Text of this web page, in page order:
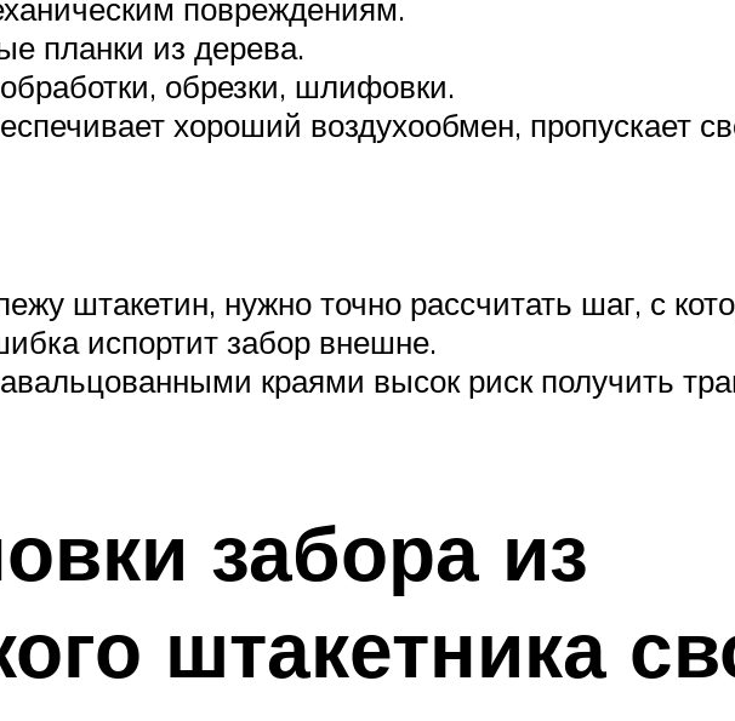
повреждениям.
планки из дерева.
обрезки, шлифовки.
хороший воздухообмен, пропускает
штакетин, нужно точно рассчитать шаг, с
испортит забор внешне.
краями высок риск получить
забора из
штакетника